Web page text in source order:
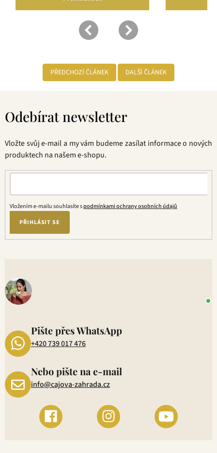
PŘEDCHOZÍ ČLÁNEK DALŠÍ ČLÁNEK
Odebírat newsletter
Vložte svůj e-mail a my vám budeme zasílat informace o nových
produktech na našem e-shopu.
Vložením e-mailu souhlasíte spodmínkami ochrany osobních údajů
PŘIHLÁSIT SE
Pište přes WhatsApp
+420 739 017 476
Nebo pište na e-mail
info@cajova-zahrada.cz